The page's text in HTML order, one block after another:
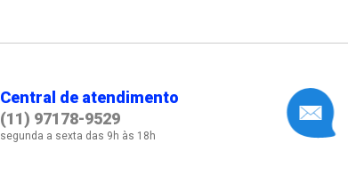
Central de atendimento
(11) 97178-9529
segunda a sexta das 9h às 18h